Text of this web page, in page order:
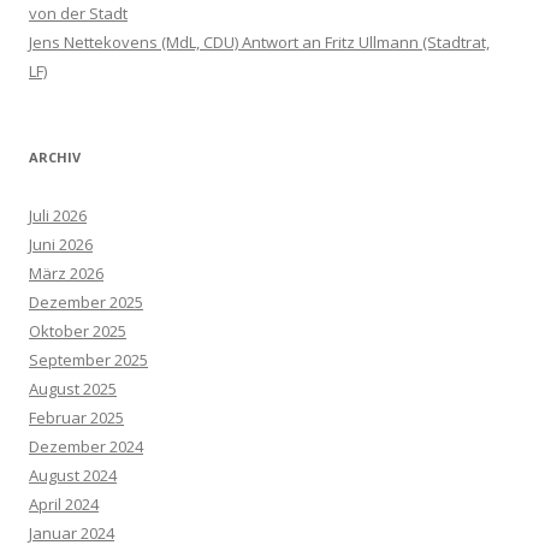
von der Stadt
Jens Nettekovens (MdL, CDU) Antwort an Fritz Ullmann (Stadtrat,
LF)
ARCHIV
Juli 2026
Juni 2026
März 2026
Dezember 2025
Oktober 2025
September 2025
August 2025
Februar 2025
Dezember 2024
August 2024
April 2024
Januar 2024